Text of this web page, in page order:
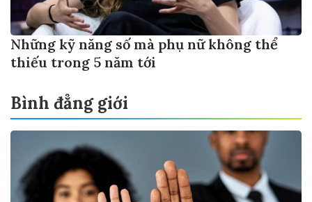
Những kỹ năng số mà phụ nữ không thể
thiếu trong 5 năm tới
Bình đẳng giới